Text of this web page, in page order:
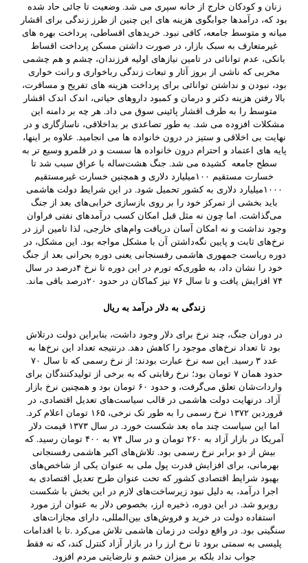
زنان و کودکان خارج از خانه سپری می شد. وضعیت تا جائی حاد شده
بود که، درآمدها جوابگوی هزینه های این چنین از طرز زندگی برای اقشار
میانه و متوسط جامعه، کافی نبود. خریدهای اقساطی، پرداخت بهره های
غیرمتعارف به سبک بازار، در صورت داشتن مسکن پرداخت اقساط
بانکی، عدم توانائی در تامین نیازهای اولیه فرزندان، چشم و هم چشمی
مخربی که ناشی از بروز آثار و تبعات زندگی رباخواری و رانت خواری
بود، نبودن و نداشتن توانائی برای پرداخت هزینه های تفریح و مسافرت،
بالا رفتن هزینه دکتر و درمان و کمبود داروهای حیاتی، اندک اندک اقشار
متوسط را به طرف اقشار پائینی سوق می داد. هر چه بر دامنه این
مشکلات افزوده می شد. به طور تصاعدی بر بداخلاقی، ناسازگاری و در
نهایت بی اخلاقی و ستیز در درون خانواده ها می انجامید. علاوه بر اینها،
پایه های اعتماد و احترام درون خانواده ها سست و در قلمرو وسیع تر به
سطح جامعه کشیده می شد. جنگ هشت‌ساله با عراق سبب شد تا
خسارت مستقیم ۱۰۰میلیارد دلاری و همچنین خسارت غیرمستقیم
۱۰۰۰میلیارد دلاری به کشور تحمیل شود. در این شرایط دولت هاشمی
باید بخشی از تمرکز خود را بر روی بازسازی خرابی‌های بعد از جنگ
می‌گذاشت. اما چون نه مثل قبل امکان کسب درآمدهای نفتی فراوان
وجود نداشت و نه امکان آسان دریافت وام‌های خارجی، لذا تامین ارز در
نرخ‌های ثابت و پایین نگه‌داشتن آن با مشکل مواجه بود. این مشکل، در
دوره ریاست جمهوری هاشمی رفسنجانی یعنی دوره بحرانی بعد از جنگ
خود را نشان داد، به‌ طوری‌که تورم در این دوره تا نرخ ۴درصد در سال
۷۴ افزایش یافت و تا سال ۷۶ نیز کماکان در حدود ۲۰درصد باقی ماند.
زندگی به دلار درآمد به ریال
در دوران جنگ، چند نرخ برای دلار وجود داشت، بنابراین دولت درتلاش
بود تا تعداد نرخ‌های موجود را کاهش دهد. درنتیجه تعداد این نرخ‌ها به
عدد ۳ رسید. این سه نرخ عبارت بودند: از نرخ رسمی که تا سال ۷۰
حدود همان ۷ تومان بود؛ نرخ رقابتی که به برخی از تولیدکنندگان برای
واردات‌شان تعلق می‌گرفت، و حدود ۶۰ تومان بود و همچنین نرخ بازار
آزاد. درنهایت دولت هاشمی در قالب سیاست‌های تعدیل اقتصادی، در
فروردین ۱۳۷۲ نرخ رسمی را به طور تک نرخی، ۱۶۵ تومان اعلام کرد.
اما این سیاست چند ماه بعد شکست خورد. در سال ۱۳۷۳ قیمت دلار
آمریکا در بازار آزاد به ۲۶۰ تومان و در سال ۷۴ به ۴۰۰ تومان رسید. که
بیش از دو برابر نرخ رسمی بود. تلاش‌های اکبر هاشمی رفسنجانی
بهرمانی، برای افزایش قدرت پول ملی به عنوان یکی از شاخص‌های
بهبود شرایط اقتصادی کشور که تحت عنوان طرح تعدیل اقتصادی به
اجرا درآمد، به دلیل نبود زیرساخت‌های لازم در این بخش با شکست
روبرو شد. در این دوره، ذخیره ارز، بخصوص دلار به عنوان ارز مورد
استفاده دولت در خرید و فروش‌های بین‌المللی، دارای مجازات‌های
سنگینی بود. در واقع دولت در زمان هاشمی تلاش می‌کرد .تا با اقدامات
پلیسی به سمتی برود تا نرخ ارز را در بازار آزاد کنترل کند، که نه فقط
جواب نداد بلکه بر میزان خشم و نارضایتی مردم افزود.